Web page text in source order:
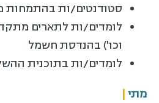
סטודנטים/ות בהתמחות
לומדים/ות לתארים
וכו') בהנדסת חשמל
לומדים/ות בתוכנית
מתי|